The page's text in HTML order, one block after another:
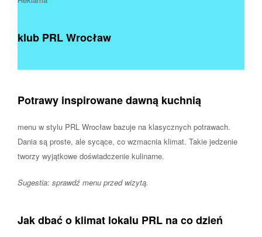
klub PRL Wrocław
Potrawy inspirowane dawną kuchnią
menu w stylu PRL Wrocław bazuje na klasycznych potrawach.
Dania są proste, ale sycące, co wzmacnia klimat. Takie jedzenie
tworzy wyjątkowe doświadczenie kulinarne.
Sugestia: sprawdź menu przed wizytą.
Jak dbać o klimat lokalu PRL na co dzień